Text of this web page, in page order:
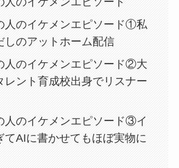
人のイケメンエピソード①私
しのアットホーム配信
人のイケメンエピソード②大
レント育成校出身でリスナー
人のイケメンエピソード③イ
てAIに書かせてもほぼ実物に